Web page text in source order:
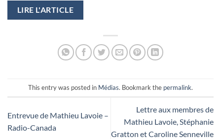
LIRE L'ARTICLE
This entry was posted in Médias. Bookmark the permalink.
Entrevue de Mathieu Lavoie –
Radio-Canada
Lettre aux membres de
Mathieu Lavoie, Stéphanie
Gratton et Caroline Senneville